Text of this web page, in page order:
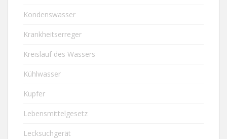
Kondenswasser
Krankheitserreger
Kreislauf des Wassers
Kühlwasser
Kupfer
Lebensmittelgesetz
Lecksuchgerät